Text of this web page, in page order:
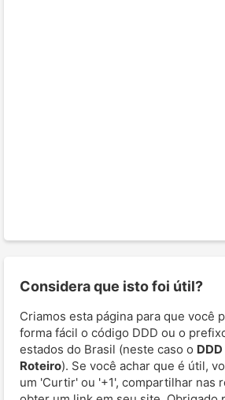
Considera que isto foi útil?
Criamos esta página para que você
forma fácil o código DDD ou o
estados do Brasil (neste caso o
Roteiro). Se você achar que é útil,
um 'Curtir' ou '+1', compartilhar nas